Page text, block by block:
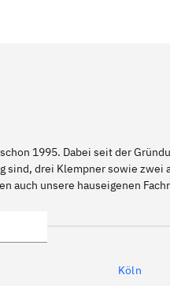
1995. Dabei seit der
drei Klempner sowie zwei
auch unsere hauseigenen
Köln